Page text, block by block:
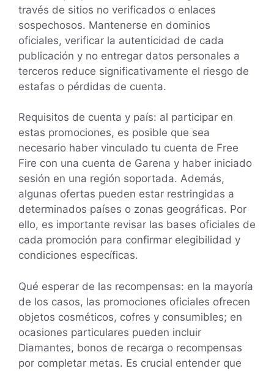
través de sitios no verificados o enlaces
sospechosos. Mantenerse en dominios
oficiales, verificar la autenticidad de cada
publicación y no entregar datos personales a
terceros reduce significativamente el riesgo de
estafas o pérdidas de cuenta.
Requisitos de cuenta y país: al participar en
estas promociones, es posible que sea
necesario haber vinculado tu cuenta de Free
Fire con una cuenta de Garena y haber iniciado
sesión en una región soportada. Además,
algunas ofertas pueden estar restringidas a
determinados países o zonas geográficas. Por
ello, es importante revisar las bases oficiales de
cada promoción para confirmar elegibilidad y
condiciones específicas.
Qué esperar de las recompensas: en la mayoría
de los casos, las promociones oficiales ofrecen
objetos cosméticos, cofres y consumibles; en
ocasiones particulares pueden incluir
Diamantes, bonos de recarga o recompensas
por completar metas. Es crucial entender que